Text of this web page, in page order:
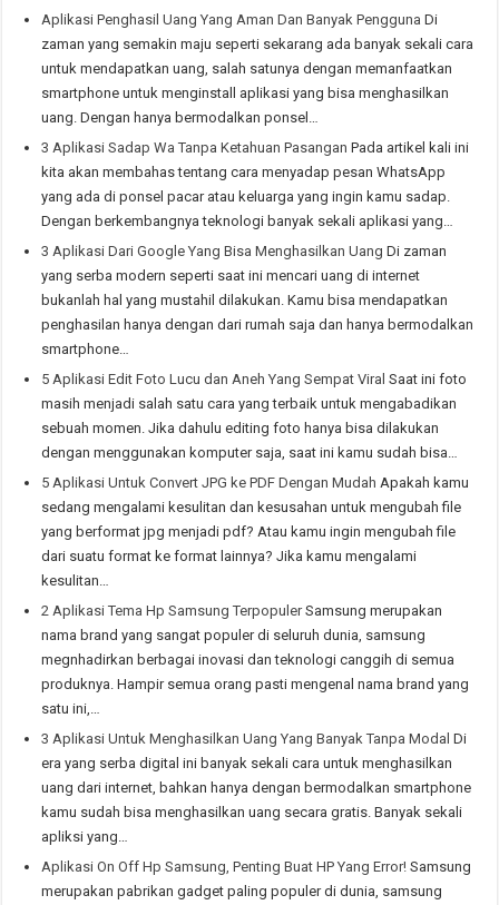
Aplikasi Penghasil Uang Yang Aman Dan Banyak Pengguna Di
zaman yang semakin maju seperti sekarang ada banyak sekali cara
untuk mendapatkan uang, salah satunya dengan memanfaatkan
smartphone untuk menginstall aplikasi yang bisa menghasilkan
uang. Dengan hanya bermodalkan ponsel…
3 Aplikasi Sadap Wa Tanpa Ketahuan Pasangan Pada artikel kali ini
kita akan membahas tentang cara menyadap pesan WhatsApp
yang ada di ponsel pacar atau keluarga yang ingin kamu sadap.
Dengan berkembangnya teknologi banyak sekali aplikasi yang…
3 Aplikasi Dari Google Yang Bisa Menghasilkan Uang Di zaman
yang serba modern seperti saat ini mencari uang di internet
bukanlah hal yang mustahil dilakukan. Kamu bisa mendapatkan
penghasilan hanya dengan dari rumah saja dan hanya bermodalkan
smartphone…
5 Aplikasi Edit Foto Lucu dan Aneh Yang Sempat Viral Saat ini foto
masih menjadi salah satu cara yang terbaik untuk mengabadikan
sebuah momen. Jika dahulu editing foto hanya bisa dilakukan
dengan menggunakan komputer saja, saat ini kamu sudah bisa…
5 Aplikasi Untuk Convert JPG ke PDF Dengan Mudah Apakah kamu
sedang mengalami kesulitan dan kesusahan untuk mengubah file
yang berformat jpg menjadi pdf? Atau kamu ingin mengubah file
dari suatu format ke format lainnya? Jika kamu mengalami
kesulitan…
2 Aplikasi Tema Hp Samsung TerpopulerSamsung merupakan
nama brand yang sangat populer di seluruh dunia, samsung
megnhadirkan berbagai inovasi dan teknologi canggih di semua
produknya. Hampir semua orang pasti mengenal nama brand yang
satu ini,…
3 Aplikasi Untuk Menghasilkan Uang Yang Banyak Tanpa Modal Di
era yang serba digital ini banyak sekali cara untuk menghasilkan
uang dari internet, bahkan hanya dengan bermodalkan smartphone
kamu sudah bisa menghasilkan uang secara gratis. Banyak sekali
apliksi yang…
Aplikasi On Off Hp Samsung, Penting Buat HP Yang Error! Samsung
merupakan pabrikan gadget paling populer di dunia, samsung